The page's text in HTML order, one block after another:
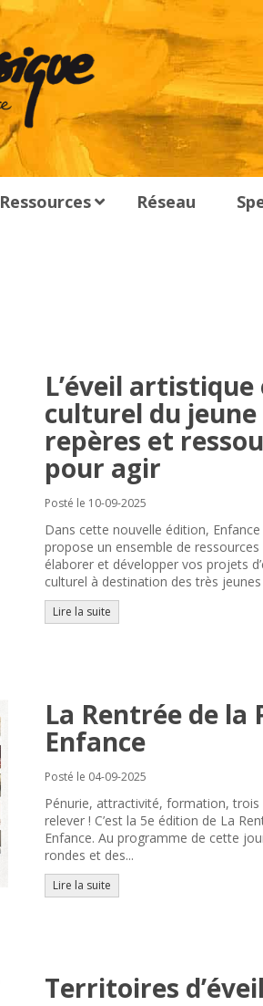
Ressources Réseau
L’éveil artistique
culturel du
repères et
pour agir
Posté le 10-09-2025
Dans cette nouvelle édition,
propose un ensemble de
élaborer et développer vos projets
culturel à destination des très
Lire la suite
La Rentrée de la
Enfance
Posté le 04-09-2025
Pénurie, attractivité, formation, trois
relever ! C’est la 5e édition de La
Enfance. Au programme de cette
rondes et des...
Lire la suite
Territoires